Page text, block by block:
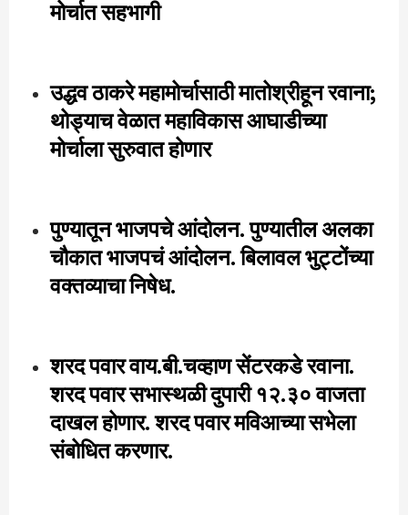
मोर्चात सहभागी
उद्धव ठाकरे महामोर्चासाठी मातोश्रीहून रवाना;
थोड्याच वेळात महाविकास आघाडीच्या
मोर्चाला सुरुवात होणार
पुण्यातून भाजपचे आंदोलन. पुण्यातील अलका
चौकात भाजपचं आंदोलन. बिलावल भुट्टोंच्या
वक्तव्याचा निषेध.
शरद पवार वाय.बी.चव्हाण सेंटरकडे रवाना.
शरद पवार सभास्थळी दुपारी १२.३० वाजता
दाखल होणार. शरद पवार मविआच्या सभेला
संबोधित करणार.